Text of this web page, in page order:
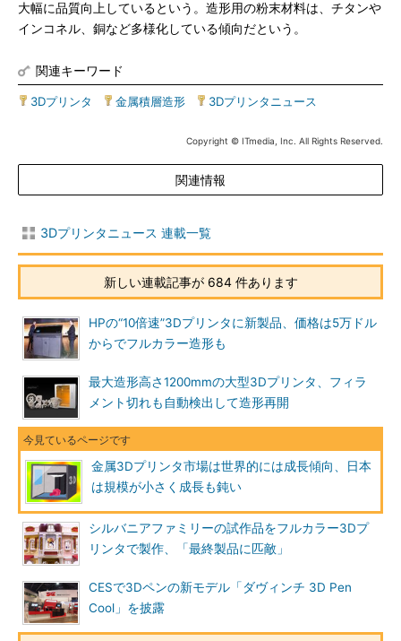
大幅に品質向上しているという。造形用の粉末材料は、チタンや
インコネル、銅など多様化している傾向だという。
関連キーワード
3Dプリンタ 金属積層造形 3Dプリンタニュース
Copyright © ITmedia, Inc. All Rights Reserved.
関連情報
3Dプリンタニュース 連載一覧
新しい連載記事が 684 件あります
HPの“10倍速”3Dプリンタに新製品、価格は5万ドル
からでフルカラー造形も
最大造形高さ1200mmの大型3Dプリンタ、フィラ
メント切れも自動検出して造形再開
金属3Dプリンタ市場は世界的には成長傾向、日本
は規模が小さく成長も鈍い
シルバニアファミリーの試作品をフルカラー3Dプ
リンタで製作、「最終製品に匹敵」
CESで3Dペンの新モデル「ダヴィンチ 3D Pen
Cool」を披露